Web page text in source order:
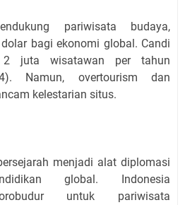
pariwisata budaya,
bagi ekonomi global. Candi
2 juta wisatawan per tahun
Namun, overtourism dan
kelestarian situs.
menjadi alat diplomasi
global. Indonesia
untuk pariwisata